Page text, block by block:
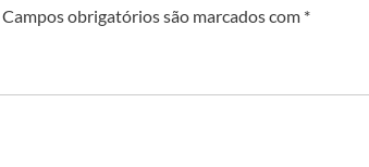
Campos obrigatórios são marcados com *